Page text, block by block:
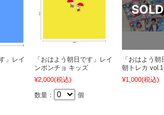
」レイ
「おはよう朝日です」レイ
ンポンチョ キッズ
¥2,000(税込)
数量： 個
「おはよう
朝トレカ vol.1
¥1,000(税込)